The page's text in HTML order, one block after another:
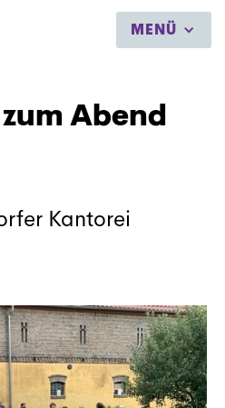
MENÜ
Abend
Kantorei